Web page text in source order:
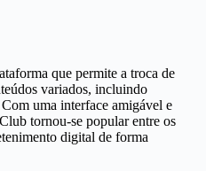
que permite a troca de
variados, incluindo
uma interface amigável e
tornou-se popular entre os
digital de forma